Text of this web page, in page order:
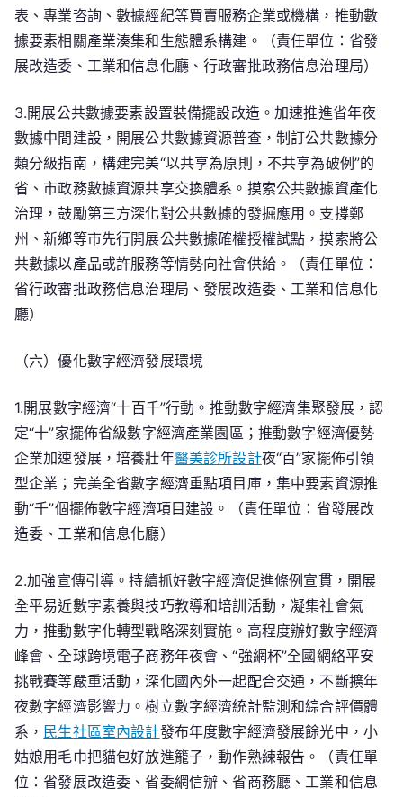
表、專業咨詢、數據經紀等買賣服務企業或機構，推動數
據要素相關產業湊集和生態體系構建。（責任單位：省發
展改造委、工業和信息化廳、行政審批政務信息治理局）
3.開展公共數據要素設置裝備擺設改造。加速推進省年夜
數據中間建設，開展公共數據資源普查，制訂公共數據分
類分級指南，構建完美“以共享為原則，不共享為破例”的
省、市政務數據資源共享交換體系。摸索公共數據資產化
治理，鼓勵第三方深化對公共數據的發掘應用。支撐鄭
州、新鄉等市先行開展公共數據確權授權試點，摸索將公
共數據以產品或許服務等情勢向社會供給。（責任單位：
省行政審批政務信息治理局、發展改造委、工業和信息化
廳）
（六）優化數字經濟發展環境
1.開展數字經濟“十百千”行動。推動數字經濟集聚發展，認
定“十”家擺佈省級數字經濟產業園區；推動數字經濟優勢
企業加速發展，培養壯年醫美診所設計夜“百”家擺佈引領
型企業；完美全省數字經濟重點項目庫，集中要素資源推
動“千”個擺佈數字經濟項目建設。（責任單位：省發展改
造委、工業和信息化廳）
2.加強宣傳引導。持續抓好數字經濟促進條例宣貫，開展
全平易近數字素養與技巧教導和培訓活動，凝集社會氣
力，推動數字化轉型戰略深刻實施。高程度辦好數字經濟
峰會、全球跨境電子商務年夜會、“強網杯”全國網絡平安
挑戰賽等嚴重活動，深化國內外一起配合交通，不斷擴年
夜數字經濟影響力。樹立數字經濟統計監測和綜合評價體
系， 民生社區室內設計發布年度數字經濟發展餘光中，小
姑娘用毛巾把貓包好放進籠子，動作熟練報告。（責任單
位：省發展改造委、省委網信辦、省商務廳、工業和信息